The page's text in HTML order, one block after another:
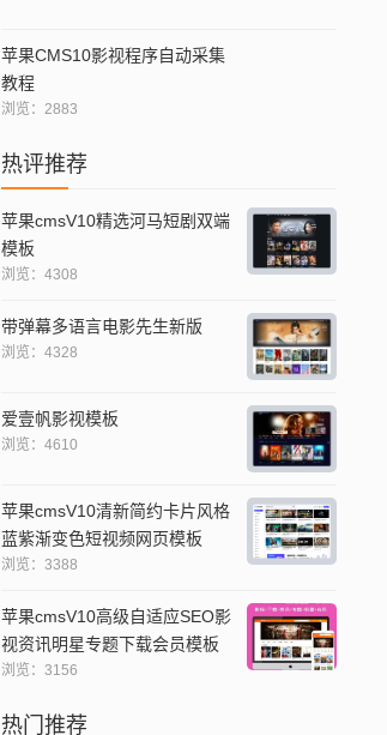
苹果CMS10影视程序自动采集
教程
浏览：2883
热评推荐
苹果cmsV10精选河马短剧双端
模板
浏览：4308
带弹幕多语言电影先生新版
浏览：4328
爱壹帆影视模板
浏览：4610
苹果cmsV10清新简约卡片风格
蓝紫渐变色短视频网页模板
浏览：3388
苹果cmsV10高级自适应SEO影
视资讯明星专题下载会员模板
浏览：3156
热门推荐